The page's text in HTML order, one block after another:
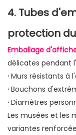
4. Tubes
protection
Emballage
délicates pendant
· Murs résistants à
· Bouchons
· Diamètres
Les musées et les
variantes